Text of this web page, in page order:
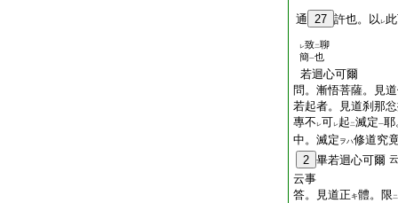
通 27 許也。以 レ
レ致二聊
簡一也
若迴心可爾
問。漸悟菩薩。見
若起者。見道刹那
專不 レ可レ起 二滅定一耶
中。滅定 ヲハ修道究
2 畢若迴心可爾
云事
答。見道正キ體。限 二